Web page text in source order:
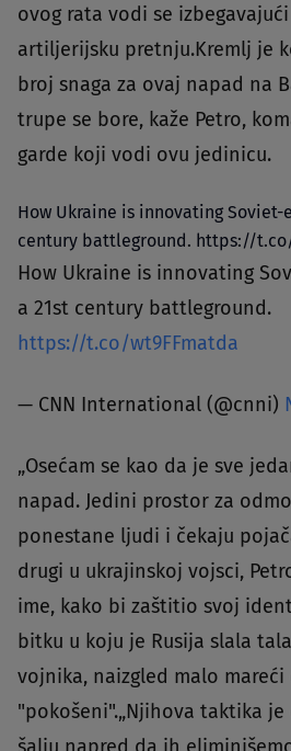
ovog rata vodi se
artiljerijsku pretnju.Kremlj je
broj snaga za ovaj napad na
trupe se bore, kaže Petro,
garde koji vodi ovu jedinicu.
How Ukraine is innovating Soviet-
century battleground. https://
How Ukraine is innovating
a 21st century battleground.
https://t.co/wt9FFmatda
— CNN International (@cnni)
„Osećam se kao da je sve
napad. Jedini prostor za
ponestane ljudi i čekaju
drugi u ukrajinskoj vojsci,
ime, kako bi zaštitio svoj
bitku u koju je Rusija slala
vojnika, naizgled malo
"pokošeni".„Njihova taktika
šalju napred da ih